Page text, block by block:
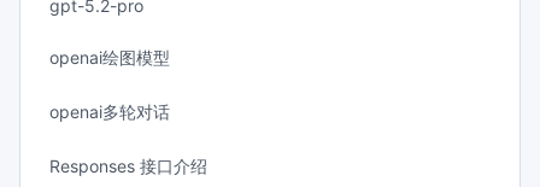
gpt-5.2-pro
openai绘图模型
openai多轮对话
Responses 接口介绍